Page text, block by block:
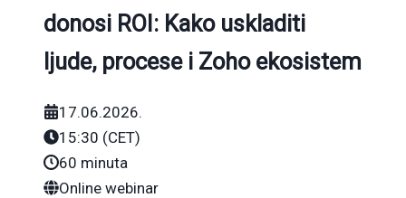
donosi ROI: Kako uskladiti
ljude, procese i Zoho ekosistem
17.06.2026.
15:30 (CET)
60 minuta
Online webinar